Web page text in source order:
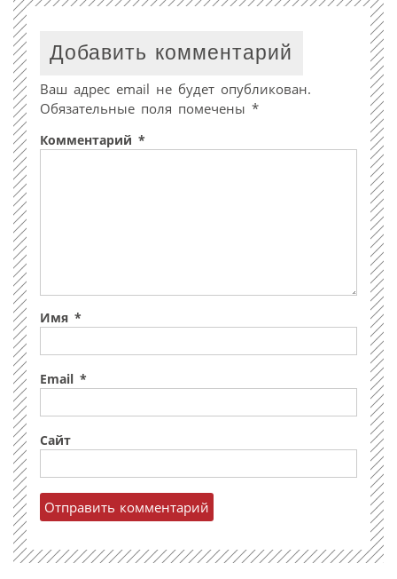
Добавить комментарий
Ваш адрес email не будет опубликован.
Обязательные поля помечены *
Комментарий *
Имя *
Email *
Сайт